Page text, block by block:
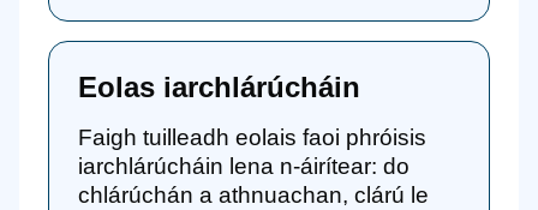
Eolas iarchlárúcháin
Faigh tuilleadh eolais faoi phróisis
iarchlárúcháin lena n-áirítear: do
chlárúchán a athnuachan, clárú le